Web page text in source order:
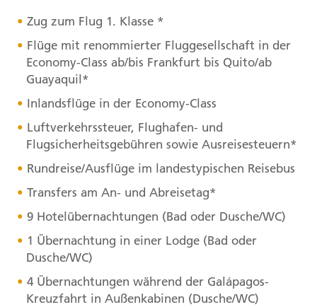
Zug zum Flug 1. Klasse *
Flüge mit renommierter Fluggesellschaft in der
Economy-Class ab/bis Frankfurt bis Quito/ab
Guayaquil*
Inlandsflüge in der Economy-Class
Luftverkehrssteuer, Flughafen- und
Flugsicherheitsgebühren sowie Ausreisesteuern*
Rundreise/Ausflüge im landestypischen Reisebus
Transfers am An- und Abreisetag*
9 Hotelübernachtungen (Bad oder Dusche/WC)
1 Übernachtung in einer Lodge (Bad oder
Dusche/WC)
4 Übernachtungen während der Galápagos-
Kreuzfahrt in Außenkabinen (Dusche/WC)